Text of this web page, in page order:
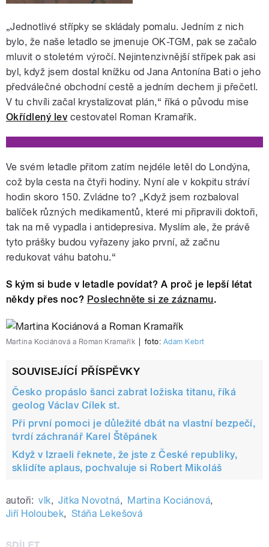
„Jednotlivé střípky se skládaly pomalu. Jedním z nich
bylo, že naše letadlo se jmenuje OK-TGM, pak se začalo
mluvit o stoletém výročí. Nejintenzivnější střípek pak asi
byl, když jsem dostal knížku od Jana Antonína Bati o jeho
předválečné obchodní cestě a jedním dechem ji přečetl.
V tu chvíli začal krystalizovat plán,“ říká o původu mise
Okřídlený lev cestovatel Roman Kramařík.
Ve svém letadle přitom zatím nejdéle letěl do Londýna,
což byla cesta na čtyři hodiny. Nyní ale v kokpitu stráví
hodin skoro 150. Zvládne to? „Když jsem rozbaloval
balíček různých medikamentů, které mi připravili doktoři,
tak na mě vypadla i antidepresiva. Myslím ale, že právě
tyto prášky budou vyřazeny jako první, až začnu
redukovat váhu batohu.“
S kým si bude v letadle povídat? A proč je lepší létat
někdy přes noc? Poslechněte si ze záznamu.
Martina Kociánová a Roman Kramařík foto: Adam Kebrt
SOUVISEJÍCÍ PŘÍSPĚVKY
Česko propáslo šanci zabrat ložiska titanu, říká
geolog Václav Cílek st.
Při první pomoci je důležité dbát na vlastní bezpečí,
tvrdí záchranář Karel Štěpánek
Když v Izraeli řeknete, že jste z České republiky,
sklidíte aplaus, pochvaluje si Robert Mikoláš
autoři: vlk, Jitka Novotná, Martina Kociánová,
Jiří Holoubek, Stáňa Lekešová